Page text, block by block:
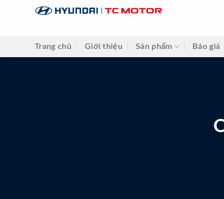
Trang chủ Giới thiệu Sản phẩm Báo giá